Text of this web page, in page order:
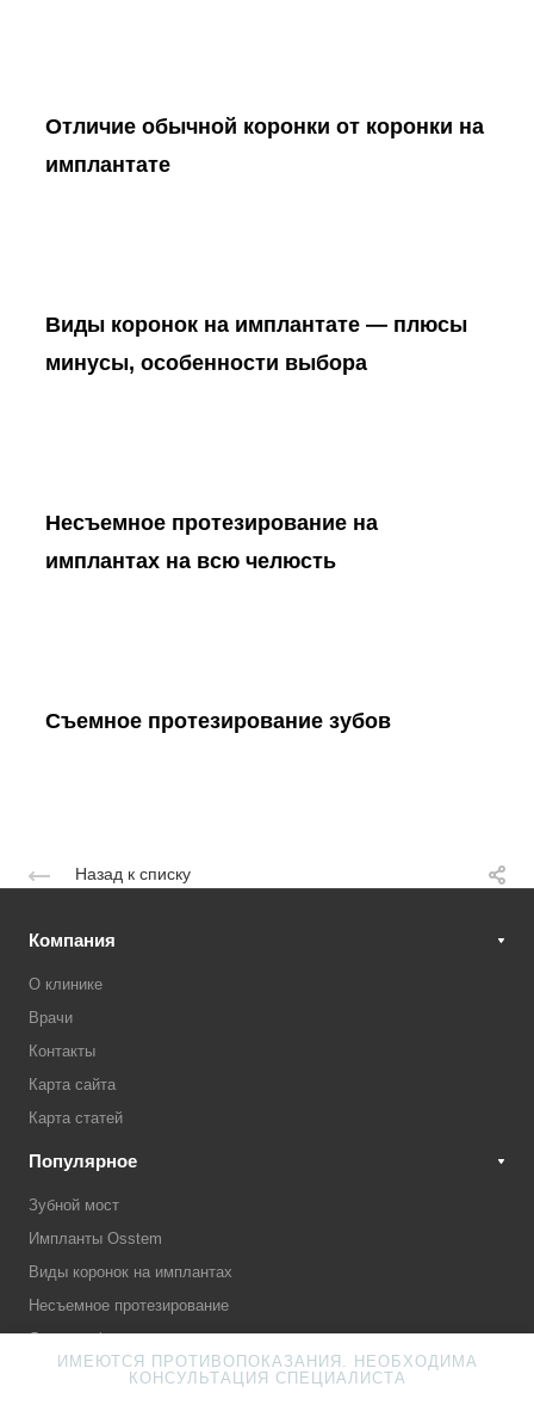
Отличие обычной коронки от коронки на
имплантате
Виды коронок на имплантате — плюсы
минусы, особенности выбора
Несъемное протезирование на
имплантах на всю челюсть
Съемное протезирование зубов
Назад к списку
Компания
О клинике
Врачи
Контакты
Карта сайта
Карта статей
Популярное
Зубной мост
Импланты Osstem
Виды коронок на имплантах
Несъемное протезирование
Лечение флюса
Какой протез выбрать?
ИМЕЮТСЯ ПРОТИВОПОКАЗАНИЯ. НЕОБХОДИМА
КОНСУЛЬТАЦИЯ СПЕЦИАЛИСТА